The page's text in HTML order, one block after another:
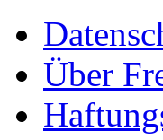
Über